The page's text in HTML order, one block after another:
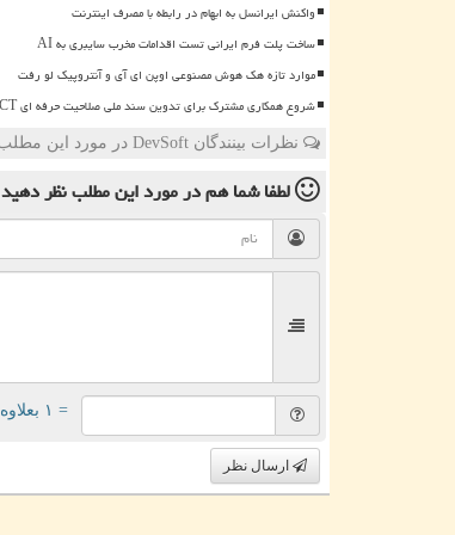
واکنش ایرانسل به ابهام در رابطه با مصرف اینترنت
ساخت پلت فرم ایرانی تست اقدامات مخرب سایبری به AI
موارد تازه هک هوش مصنوعی اوپن ای آی و آنتروپیک لو رفت
شروع همکاری مشترک برای تدوین سند ملی صلاحیت حرفه ای ICT
نظرات بینندگان DevSoft در مورد این مطلب
لطفا شما همدر مورد این مطلبنظر دهید
= ۱ بعلاوه ۳
ارسال نظر